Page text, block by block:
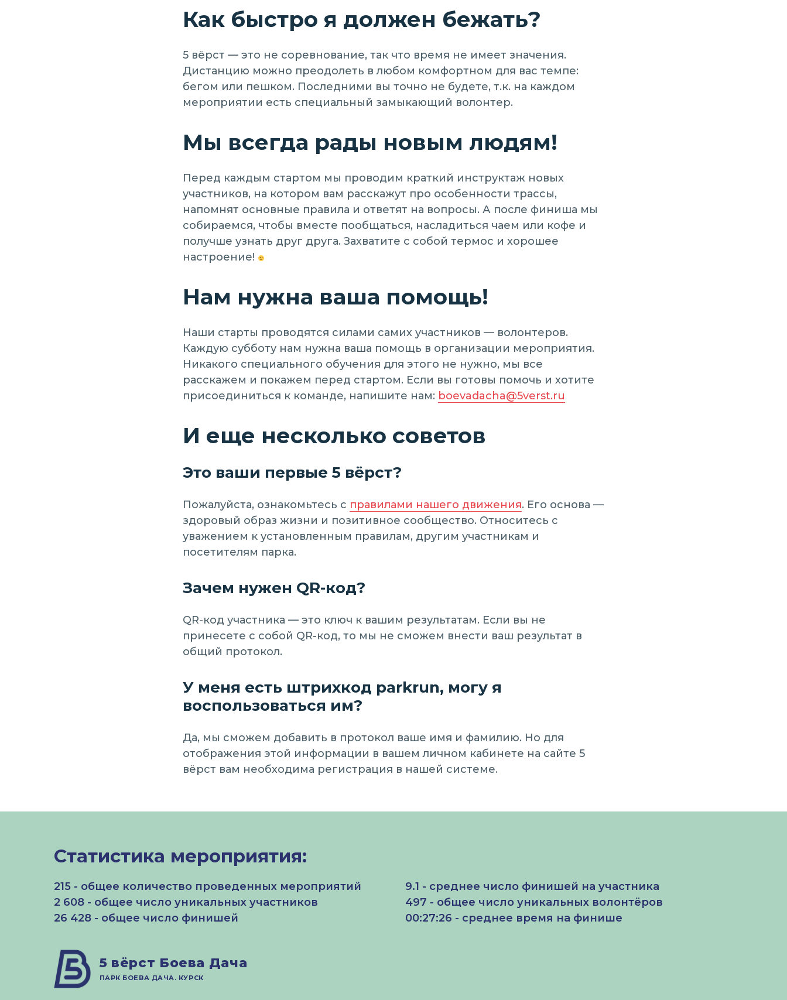
Как быстро я должен бежать?
5 вёрст — это не соревнование, так что время не имеет значения.
Дистанцию можно преодолеть в любом комфортном для вас темпе:
бегом или пешком. Последними вы точно не будете, т.к. на каждом
мероприятии есть специальный замыкающий волонтер.
Мы всегда рады новым людям!
Перед каждым стартом мы проводим краткий инструктаж новых
участников, на котором вам расскажут про особенности трассы,
напомнят основные правила и ответят на вопросы. А после финиша мы
собираемся, чтобы вместе пообщаться, насладиться чаем или кофе и
получше узнать друг друга. Захватите с собой термос и хорошее
настроение!
Нам нужна ваша помощь!
Наши старты проводятся силами самих участников — волонтеров.
Каждую субботу нам нужна ваша помощь в организации мероприятия.
Никакого специального обучения для этого не нужно, мы все
расскажем и покажем перед стартом. Если вы готовы помочь и хотите
присоединиться к команде, напишите нам: boevadacha@5verst.ru
И еще несколько советов
Это ваши первые 5 вёрст?
Пожалуйста, ознакомьтесь с правилами нашего движения. Его основа —
здоровый образ жизни и позитивное сообщество. Относитесь с
уважением к установленным правилам, другим участникам и
посетителям парка.
Зачем нужен QR-код?
QR-код участника — это ключ к вашим результатам. Если вы не
принесете с собой QR-код, то мы не сможем внести ваш результат в
общий протокол.
У меня есть штрихкод parkrun, могу я
воспользоваться им?
Да, мы сможем добавить в протокол ваше имя и фамилию. Но для
отображения этой информации в вашем личном кабинете на сайте 5
вёрст вам необходима регистрация в нашей системе.
Статистика мероприятия:
215 - общее количество проведенных мероприятий
2 608 - общее число уникальных участников
26 428 - общее число финишей
9.1 - среднее число финишей на участника
497 - общее число уникальных волонтёров
00:27:26 - среднее время на финише
5 вёрст Боева Дача
ПАРК БОЕВА ДАЧА. КУРСК